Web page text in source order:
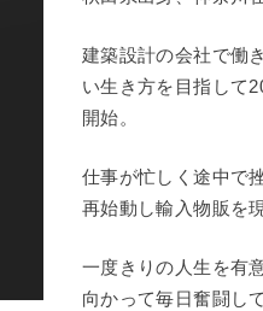
建築設計の会社で働
い生き方を目指して
開始。
仕事が忙しく途中で
再始動し輸入物販を
一度きりの人生を有
向かって毎日奮闘し